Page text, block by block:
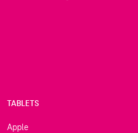
TABLETS
Apple